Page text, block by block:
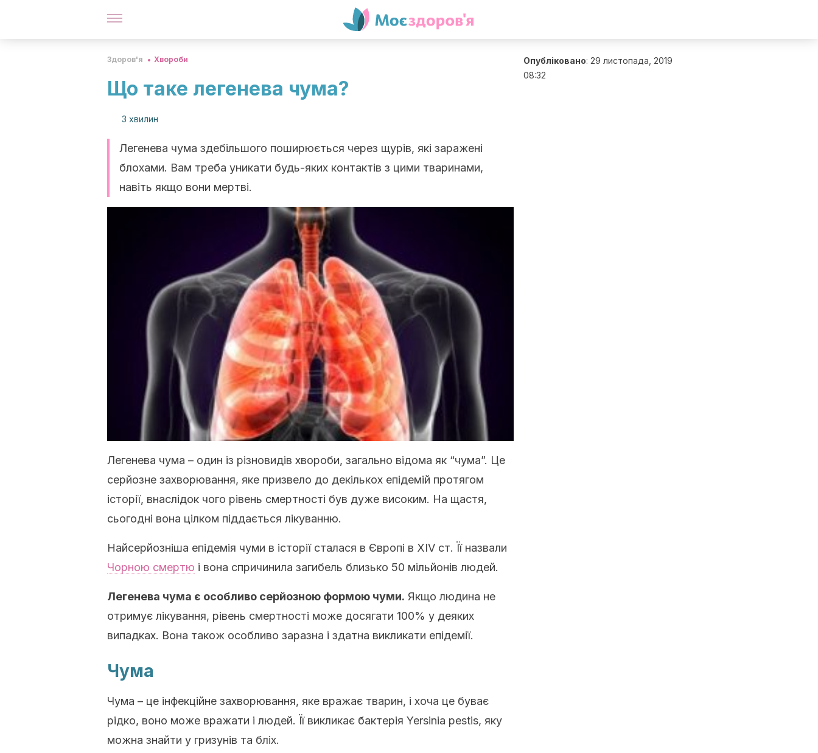
Здоров'я Хвороби
Що таке легенева чума?
3 хвилин
Легенева чума здебільшого поширюється через щурів, які заражені
блохами. Вам треба уникати будь-яких контактів з цими тваринами,
навіть якщо вони мертві.
Легенева чума – один із різновидів хвороби, загально відома як “чума”. Це
серйозне захворювання, яке призвело до декількох епідемій протягом
історії, внаслідок чого рівень смертності був дуже високим. На щастя,
сьогодні вона цілком піддається лікуванню.
Найсерйозніша епідемія чуми в історії сталася в Європі в XIV ст. Її назвали
Чорною смертю і вона спричинила загибель близько 50 мільйонів людей.
Легенева чума є особливо серйозною формою чуми. Якщо людина не
отримує лікування, рівень смертності може досягати 100% у деяких
випадках. Вона також особливо заразна і здатна викликати епідемії.
Чума
Чума – це інфекційне захворювання, яке вражає тварин, і хоча це буває
рідко, воно може вражати і людей. Її викликає бактерія Yersinia pestis, яку
можна знайти у гризунів та бліх.
Опубліковано: 29 листопада, 2019
08:32